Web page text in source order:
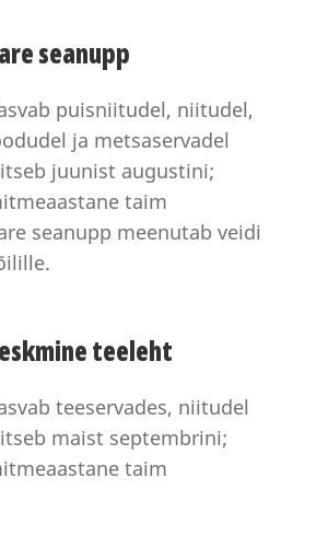
seanupp
puisniitudel, niitudel,
ja metsaservadel
juunist augustini;
taim
seanupp meenutab veidi
teeleht
teeservades, niitudel
maist septembrini;
taim